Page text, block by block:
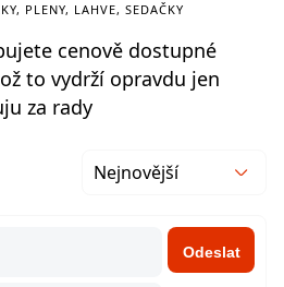
PLENY, LAHVE, SEDAČKY
cenově dostupné
to vydrží opravdu jen
za rady
Nejnovější
Odeslat